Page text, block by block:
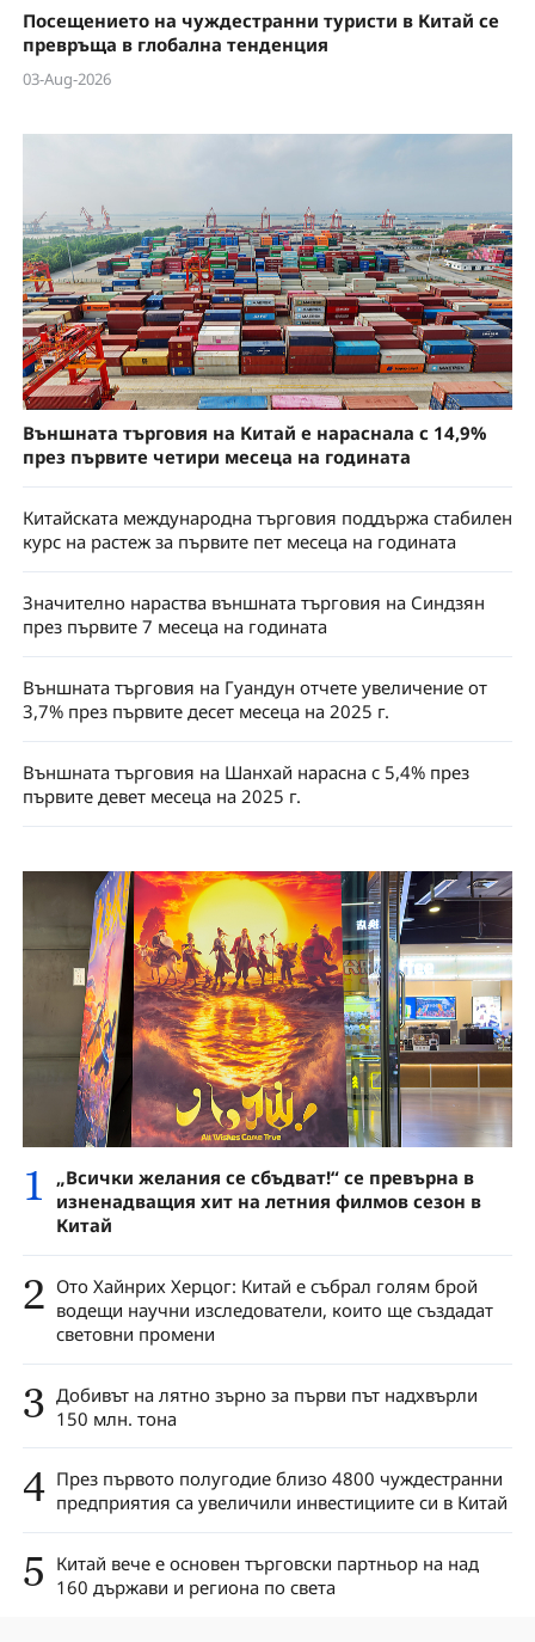
Посещението на чуждестранни туристи в Китай се
превръща в глобална тенденция
03-Aug-2026
Външната търговия на Китай е нараснала с 14,9%
през първите четири месеца на годината
Китайската международна търговия поддържа стабилен
курс на растеж за първите пет месеца на годината
Значително нараства външната търговия на Синдзян
през първите 7 месеца на годината
Външната търговия на Гуандун отчете увеличение от
3,7% през първите десет месеца на 2025 г.
Външната търговия на Шанхай нарасна с 5,4% през
първите девет месеца на 2025 г.
1
„Всички желания се сбъдват!“ се превърна в
изненадващия хит на летния филмов сезон в
Китай
2 Ото Хайнрих Херцог: Китай е събрал голям брой
водещи научни изследователи, които ще създадат
световни промени
3 Добивът на лятно зърно за първи път надхвърли
150 млн. тона
4 През първото полугодие близо 4800 чуждестранни
предприятия са увеличили инвестициите си в Китай
5 Китай вече е основен търговски партньор на над
160 държави и региона по света